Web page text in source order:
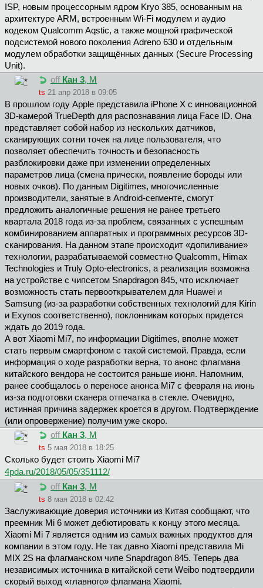
ISP, новым процессорным ядром Kryo 385, основанным на
архитектуре ARM, встроенным Wi-Fi модулем и аудио
кодеком Qualcomm Aqstic, а также мощной графической
подсистемой нового поколения Adreno 630 и отдельным
модулем обработки защищённых данных (Secure Processing
Unit).
off Кан 3, М
ts 21 апр 2018 в 09:05
В прошлом году Apple представила iPhone X с инновационной
3D-камерой TrueDepth для распознавания лица Face ID. Она
представляет собой набор из нескольких датчиков,
сканирующих сотни точек на лице пользователя, что
позволяет обеспечить точность и безопасность
разблокировки даже при изменении определенных
параметров лица (смена прически, появление бороды или
новых очков). По данным Digitimes, многочисленные
производители, занятые в Android-сегменте, смогут
предложить аналогичные решения не ранее третьего
квартала 2018 года из-за проблем, связанных с успешным
комбинированием аппаратных и программных ресурсов 3D-
сканирования. На данном этапе происходит «допиливание»
технологии, разрабатываемой совместно Qualcomm, Himax
Technologies и Truly Opto-electronics, а реализация возможна
на устройстве с чипсетом Snapdragon 845, что исключает
возможность стать первооткрывателем для Huawei и
Samsung (из-за разработки собственных технологий для Kirin
и Exynos соответственно), поклонникам которых придется
ждать до 2019 года.
А вот Xiaomi Mi7, по информации Digitimes, вполне может
стать первым смартфоном с такой системой. Правда, если
информация о ходе разработки верна, то анонс флагмана
китайского вендора не состоится раньше июня. Напомним,
ранее сообщалось о переносе анонса Mi7 с февраля на июнь
из-за подготовки сканера отпечатка в стекле. Очевидно,
истинная причина задержек кроется в другом. Подтверждение
(или опровержение) получим уже скоро.
off Кан 3, М
ts 5 мая 2018 в 18:25
Сколько будет стоить Xiaomi Mi7
4pda.ru/2018/05/05/351112/
off Кан 3, М
ts 8 мая 2018 в 02:42
Заслуживающие доверия источники из Китая сообщают, что
преемник Mi 6 может дебютировать к концу этого месяца.
Xiaomi Mi 7 является одним из самых важных продуктов для
компании в этом году. Не так давно Xiaomi представила Mi
MIX 2S на флагманском чипе Snapdragon 845. Теперь два
независимых источника в китайской сети Weibo подтвердили
скорый выход «главного» флагмана Xiaomi.